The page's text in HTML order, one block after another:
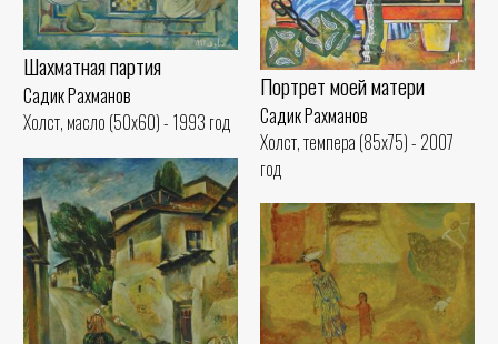
Портрет моей матери
Садик Рахманов
Холст, темпера (85x75) - 2007
год
Шахматная партия
Садик Рахманов
Холст, масло (50x60) - 1993 год